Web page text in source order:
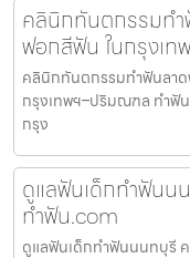
คลินิกทันตกรรมทำ
ฟอกสีฟัน ในกรุงเ
คลินิกทันตกรรมทำฟันลาด
กรุงเทพฯ–ปริมณฑล ทำฟั
กรุง
ดูแลฟันเด็กทำฟันน
ทำฟัน.com
ดูแลฟันเด็กทำฟันนนทบุรี